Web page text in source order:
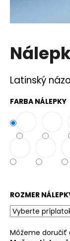
Latinský
FARBA NÁLEPKY
ROZMER
Môžeme doručiť
j
ť
?
O
d
o
r
ú
a